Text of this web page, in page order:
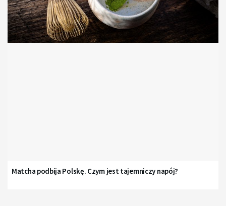
Matcha podbija Polskę. Czym jest tajemniczy napój?